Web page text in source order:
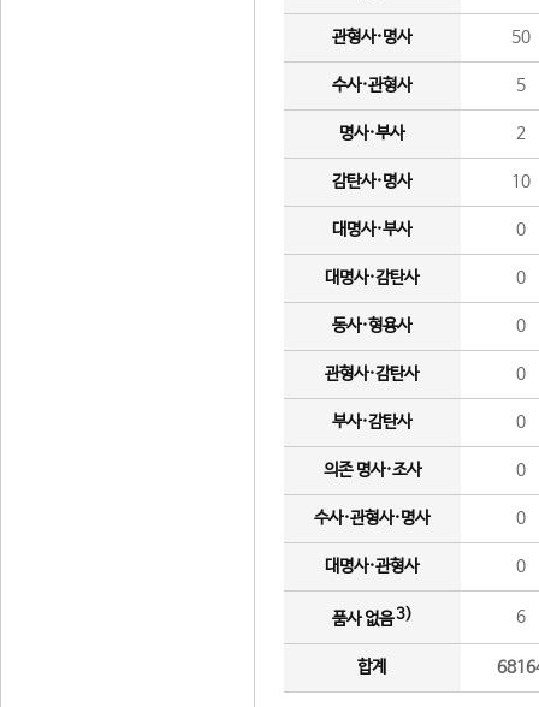
관형사·명사 50
수사·관형사 5
명사·부사 2
감탄사·명사 10
대명사·부사 0
대명사·감탄사 0
동사·형용사 0
관형사·감탄사 0
부사·감탄사 0
의존 명사·조사 0
수사·관형사·명사 0
대명사·관형사 0
품사 없음3) 6
합계